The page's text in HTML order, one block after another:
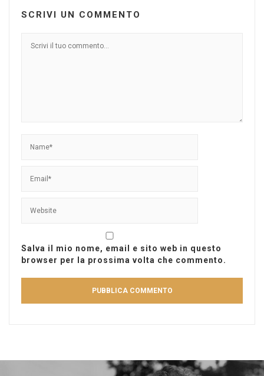
SCRIVI UN COMMENTO
Salva il mio nome, email e sito web in questo
browser per la prossima volta che commento.